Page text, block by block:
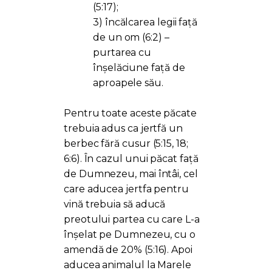
(5:17);
3) încălcarea legii față
de un om (6:2) –
purtarea cu
înșelăciune față de
aproapele său.
Pentru toate aceste păcate
trebuia adus ca jertfă un
berbec fără cusur (5:15, 18;
6:6). În cazul unui păcat față
de Dumnezeu, mai întâi, cel
care aducea jertfa pentru
vină trebuia să aducă
preotului partea cu care L-a
înșelat pe Dumnezeu, cu o
amendă de 20% (5:16). Apoi
aducea animalul la Marele